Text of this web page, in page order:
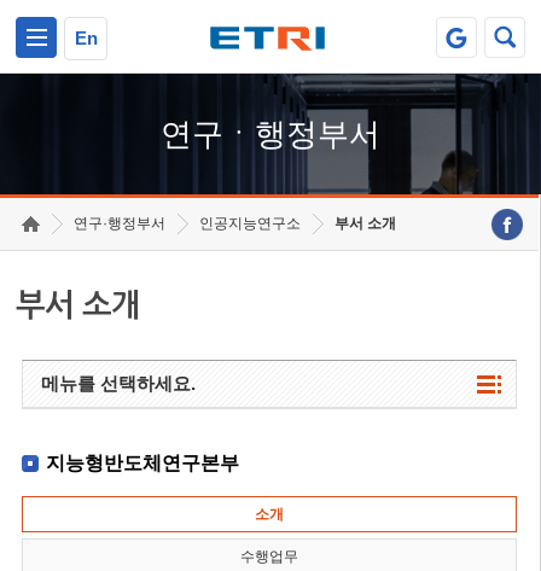
En
연구ㆍ행정부서
연구·행정부서 인공지능연구소 부서 소개
부서 소개
메뉴를 선택하세요.
지능형반도체연구본부
소개
수행업무